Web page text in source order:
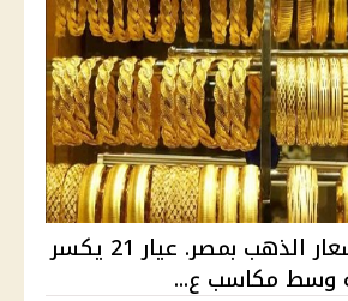
ارتفاع جديد بأسعار الذهب بمصر. عيار 21 يكسر